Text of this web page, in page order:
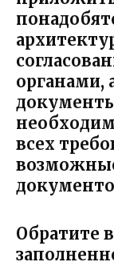
органами,
всех
Обратите